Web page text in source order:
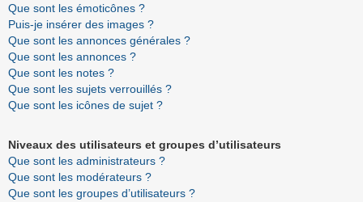
Que sont les émoticônes ?
Puis-je insérer des images ?
Que sont les annonces générales ?
Que sont les annonces ?
Que sont les notes ?
Que sont les sujets verrouillés ?
Que sont les icônes de sujet ?
Niveaux des utilisateurs et groupes d’utilisateurs
Que sont les administrateurs ?
Que sont les modérateurs ?
Que sont les groupes d’utilisateurs ?